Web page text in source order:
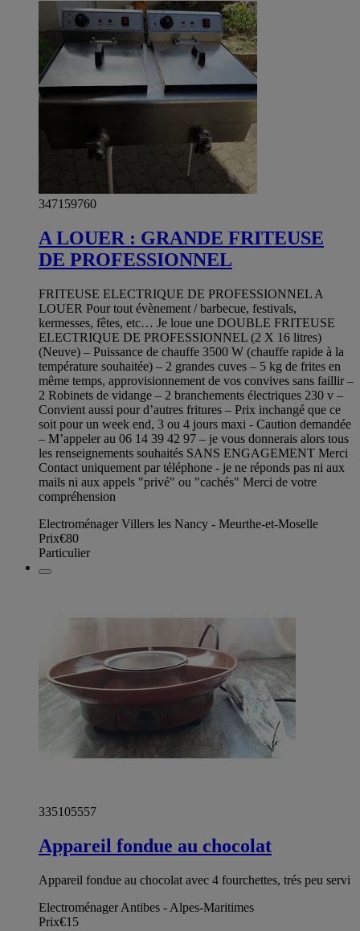
347159760
A LOUER : GRANDE FRITEUSE
DE PROFESSIONNEL
FRITEUSE ELECTRIQUE DE PROFESSIONNEL A
LOUER Pour tout évènement / barbecue, festivals,
kermesses, fêtes, etc… Je loue une DOUBLE FRITEUSE
ELECTRIQUE DE PROFESSIONNEL (2 X 16 litres)
(Neuve) – Puissance de chauffe 3500 W (chauffe rapide à la
température souhaitée) – 2 grandes cuves – 5 kg de frites en
même temps, approvisionnement de vos convives sans faillir –
2 Robinets de vidange – 2 branchements électriques 230 v –
Convient aussi pour d’autres fritures – Prix inchangé que ce
soit pour un week end, 3 ou 4 jours maxi - Caution demandée
– M’appeler au 06 14 39 42 97 – je vous donnerais alors tous
les renseignements souhaités SANS ENGAGEMENT Merci
Contact uniquement par téléphone - je ne réponds pas ni aux
mails ni aux appels "privé" ou "cachés" Merci de votre
compréhension
Electroménager Villers les Nancy - Meurthe-et-Moselle
Prix€80
Particulier
335105557
Appareil fondue au chocolat
Appareil fondue au chocolat avec 4 fourchettes, trés peu servi
Electroménager Antibes - Alpes-Maritimes
Prix€15